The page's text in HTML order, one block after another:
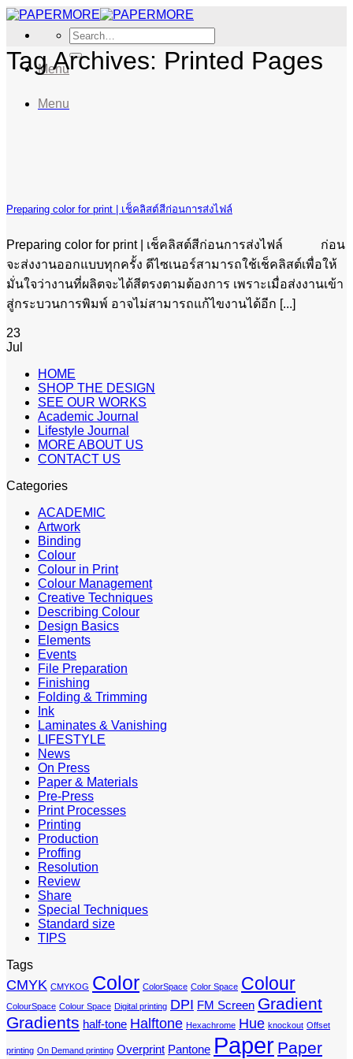
Skip
content
Search
for:
Menu
Menu
Tag Archives: Printed Pages
Preparing color for print | เช็คลิสต์สีก่อนการส่งไฟล์
Preparing color for print | เช็คลิสต์สีก่อนการส่งไฟล์ ก่อน
จะส่งงานออกแบบทุกครั้ง ดีไซเนอร์สามารถใช้เช็คลิสต์เพื่อให้
มั่นใจว่างานที่ผลิตจะได้สีตรงตามต้องการ เพราะเมื่อส่งงานเข้า
สู่กระบวนการพิมพ์ อาจไม่สามารถแก้ไขงานได้อีก [...]
23
Jul
HOME
SHOP THE DESIGN
SEE OUR WORKS
Academic Journal
Lifestyle Journal
MORE ABOUT US
CONTACT US
Categories
ACADEMIC
Artwork
Binding
Colour
Colour in Print
Colour Management
Creative Techniques
Describing Colour
Design Basics
Elements
Events
File Preparation
Finishing
Folding & Trimming
Ink
Laminates & Vanishing
LIFESTYLE
News
On Press
Paper & Materials
Pre-Press
Print Processes
Printing
Production
Proffing
Resolution
Review
Share
Special Techniques
Standard size
TIPS
Tags
CMYK CMYKOG Color ColorSpace Color Space Colour
ColourSpace Colour Space Digital printing DPI FM Screen Gradient
Gradients half-tone Halftone Hexachrome Hue knockout Offset
printing On Demand printing Overprint Pantone Paper Paper